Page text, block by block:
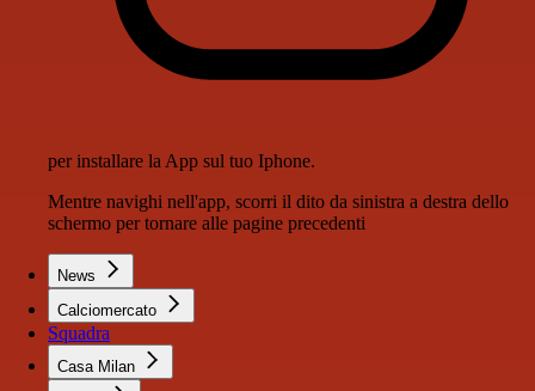
per installare la App sul tuo Iphone.
Mentre navighi nell'app, scorri il dito da sinistra a destra dello
schermo per tornare alle pagine precedenti
News
Calciomercato
Squadra
Casa Milan